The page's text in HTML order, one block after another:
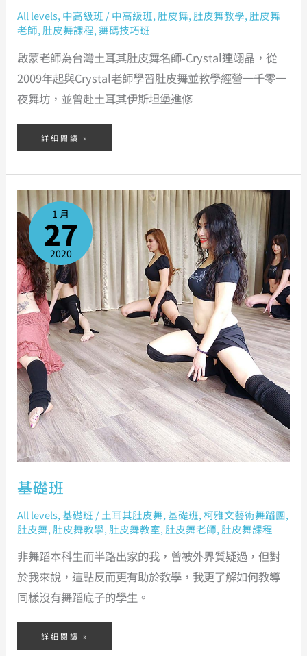
All levels,中高級班 /中高級班,肚皮舞,肚皮舞教學,肚皮舞
老師,肚皮舞課程,舞碼技巧班
啟蒙老師為台灣土耳其肚皮舞名師-Crystal連翊晶，從
2009年起與Crystal老師學習肚皮舞並教學經營一千零一
夜舞坊，並曾赴土耳其伊斯坦堡進修
詳細閱讀 »
1 月
27
2020
基礎班
All levels,基礎班 /土耳其肚皮舞,基礎班,柯雅文藝術舞蹈團,
肚皮舞, 肚皮舞教學, 肚皮舞教室, 肚皮舞老師, 肚皮舞課程
非舞蹈本科生而半路出家的我，曾被外界質疑過，但對
於我來說，這點反而更有助於教學，我更了解如何教導
同樣沒有舞蹈底子的學生。
基
礎
班
詳細閱讀 »